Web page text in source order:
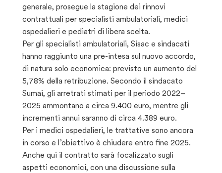
generale, prosegue la stagione dei rinnovi
contrattuali per specialisti ambulatoriali, medici
ospedalieri e pediatri di libera scelta.
Per gli specialisti ambulatoriali, Sisac e sindacati
hanno raggiunto una pre-intesa sul nuovo accordo,
di natura solo economica: previsto un aumento del
5,78% della retribuzione. Secondo il sindacato
Sumai, gli arretrati stimati per il periodo 2022–
2025 ammontano a circa 9.400 euro, mentre gli
incrementi annui saranno di circa 4.389 euro.
Per i medici ospedalieri, le trattative sono ancora
in corso e l’obiettivo è chiudere entro fine 2025.
Anche qui il contratto sarà focalizzato sugli
aspetti economici, con una discussione sulla